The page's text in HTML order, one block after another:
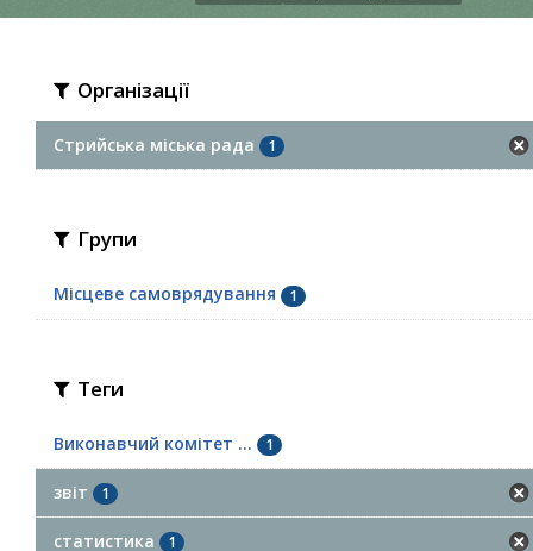
Організації
Стрийська міська рада 1
Групи
Місцеве самоврядування 1
Теги
Виконавчий комітет ... 1
звіт 1
статистика 1